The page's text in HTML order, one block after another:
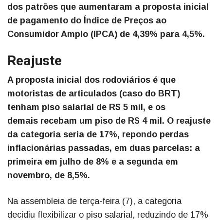
dos patrões que aumentaram a proposta inicial
de pagamento do Índice de Preços ao
Consumidor Amplo (IPCA) de 4,39% para 4,5%.
Reajuste
A proposta inicial dos rodoviários é que
motoristas de articulados (caso do BRT)
tenham piso salarial de R$ 5 mil, e os
demais recebam um piso de R$ 4 mil. O reajuste
da categoria seria de 17%, repondo perdas
inflacionárias passadas, em duas parcelas: a
primeira em julho de 8% e a segunda em
novembro, de 8,5%.
Na assembleia de terça-feira (7), a categoria
decidiu flexibilizar o piso salarial, reduzindo de 17%